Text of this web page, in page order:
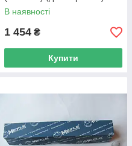
Meyle — 026 715 0007
В наявності
1 454 ₴
Купити